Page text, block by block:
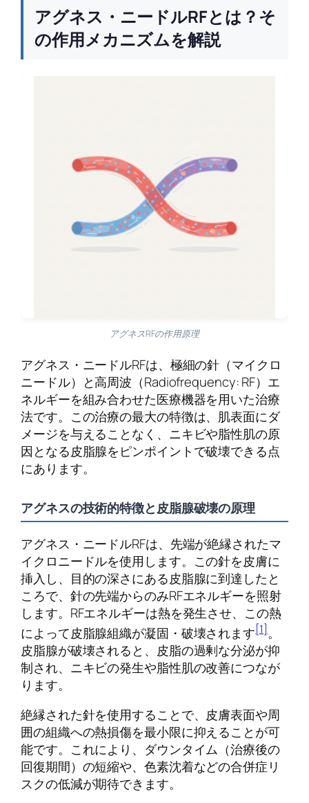
アグネス・ニードルRFとは？そ
の作用メカニズムを解説
アグネスRFの作用原理
アグネス・ニードルRFは、極細の針（マイクロ
ニードル）と高周波（Radiofrequency: RF）エ
ネルギーを組み合わせた医療機器を用いた治療
法です。この治療の最大の特徴は、肌表面にダ
メージを与えることなく、ニキビや脂性肌の原
因となる皮脂腺をピンポイントで破壊できる点
にあります。
アグネスの技術的特徴と皮脂腺破壊の原理
アグネス・ニードルRFは、先端が絶縁されたマ
イクロニードルを使用します。この針を皮膚に
挿入し、目的の深さにある皮脂腺に到達したと
ころで、針の先端からのみRFエネルギーを照射
します。RFエネルギーは熱を発生させ、この熱
によって皮脂腺組織が凝固・破壊されます[1]。
皮脂腺が破壊されると、皮脂の過剰な分泌が抑
制され、ニキビの発生や脂性肌の改善につなが
ります。
絶縁された針を使用することで、皮膚表面や周
囲の組織への熱損傷を最小限に抑えることが可
能です。これにより、ダウンタイム（治療後の
回復期間）の短縮や、色素沈着などの合併症リ
スクの低減が期待できます。